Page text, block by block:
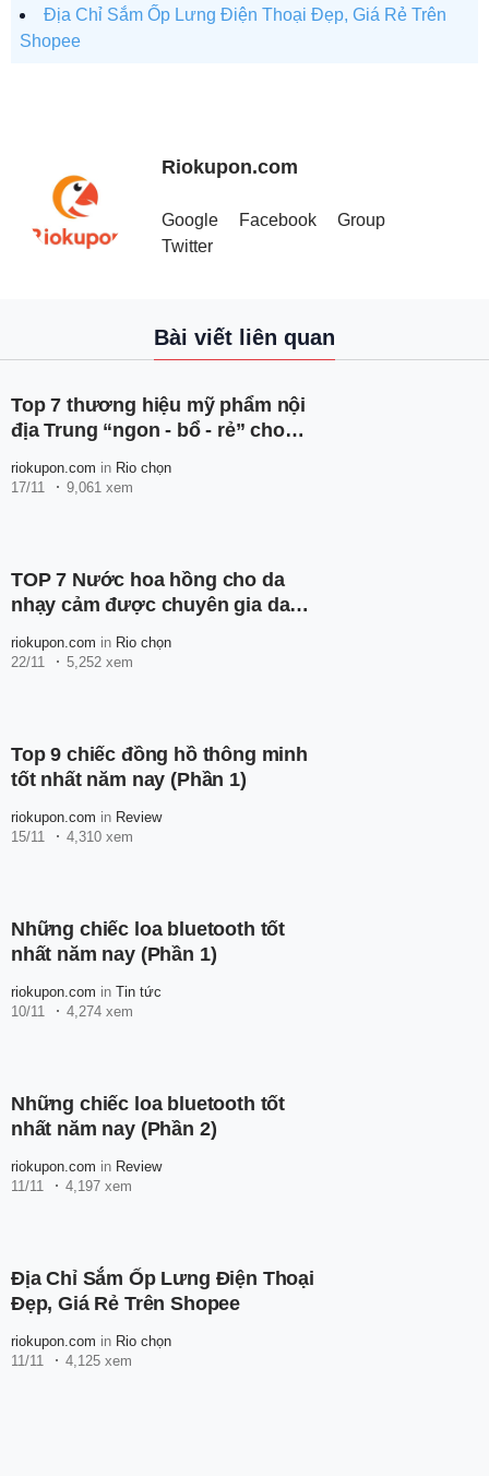
Địa Chỉ Sắm Ốp Lưng Điện Thoại Đẹp, Giá Rẻ Trên
Shopee
Riokupon.com
Google Facebook
Group
Twitter
Bài viết liên quan
Top 7 thương hiệu mỹ phẩm nội
địa Trung “ngon - bổ - rẻ” cho
riokupon.com in Rio chọn
17/11
9,061 xem
TOP 7 Nước hoa hồng cho da
nhạy cảm được chuyên gia da
riokupon.com in Rio chọn
22/11
5,252 xem
Top 9 chiếc đồng hồ thông minh
tốt nhất năm nay (Phần 1)
riokupon.com in Review
15/11
4,310 xem
Những chiếc loa bluetooth tốt
nhất năm nay (Phần 1)
riokupon.com in Tin tức
10/11
4,274 xem
Những chiếc loa bluetooth tốt
nhất năm nay (Phần 2)
riokupon.com in Review
11/11
4,197 xem
Địa Chỉ Sắm Ốp Lưng Điện Thoại
Đẹp, Giá Rẻ Trên Shopee
riokupon.com in Rio chọn
11/11
4,125 xem